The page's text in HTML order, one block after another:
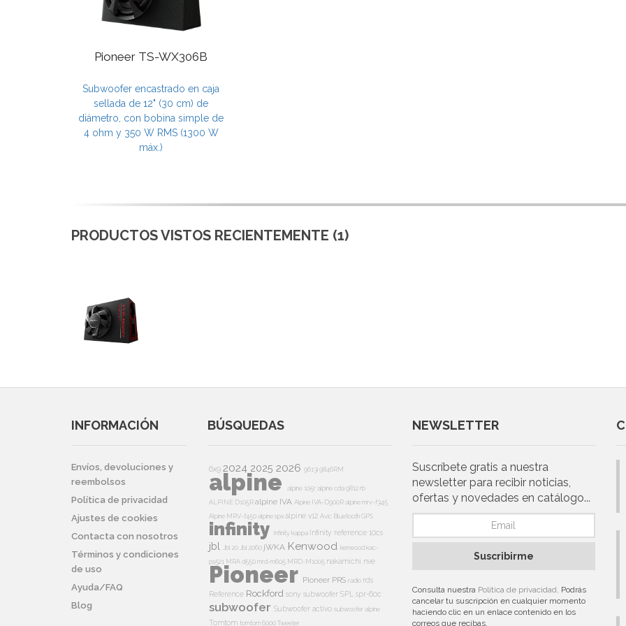
Pioneer TS-WX306B
Subwoofer encastrado en caja
sellada de 12" (30 cm) de
diámetro, con bobina simple de
4 ohm y 350 W RMS (1300 W
máx.)
PRODUCTOS VISTOS RECIENTEMENTE (1)
INFORMACIÓN
Envíos, devoluciones y
reembolsos
Política de privacidad
Ajustes de cookies
Contacta con nosotros
Términos y condiciones
de uso
Ayuda/FAQ
Blog
BÚSQUEDAS
6x9 2024 2025 2026 9613i9846RM
alpine alpine 105r alpine cda 9812 rb
ALPINE D105Ralpine IVA Alpine IVA-D900Ralpine mrv-f345
Alpine MRV-f450alpine spxalpine v12 Avic BluetoothGPS
infinity Infinity kappa Infinity reference 10cs
jbl Jbl 20 Jbl 2060 jWKA Kenwood kenwood kac-
ps521 MRA d550mrd-m605 MRD-M1005 nakamichi nve
Pioneer Pioneer PRS radio rds
Reference Rockford sony subwoofer SPL spr-60c
subwoofer Subwoofer activo subwoofer alpine
Tomtom tomtom 6000Tweeter
NEWSLETTER
Suscríbete gratis a nuestra
newsletter para recibir noticias,
ofertas y novedades en catálogo...
Suscribirme
Consulta nuestra Política de privacidad. Podrás
cancelar tu suscripción en cualquier momento
haciendo clic en un enlace contenido en los
correos que recibas.